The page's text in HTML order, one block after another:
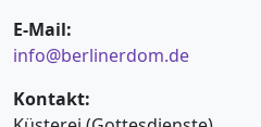
E-Mail:
info@berlinerdom.de
Kontakt: